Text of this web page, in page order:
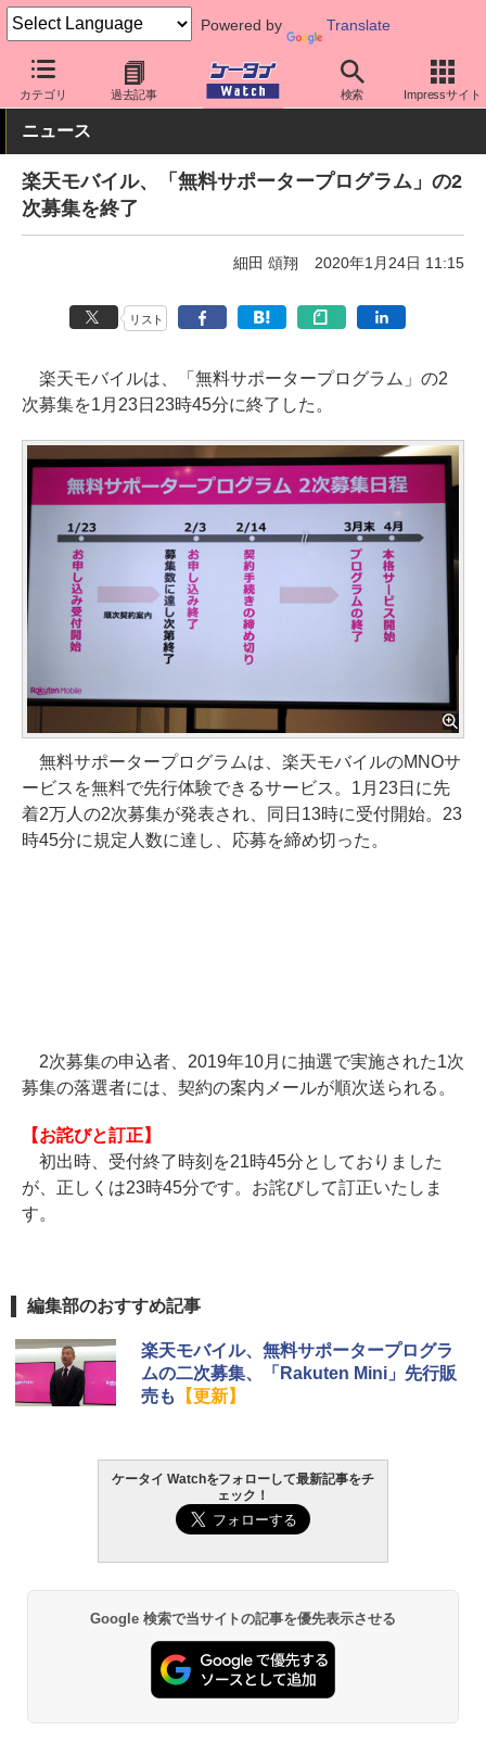
Powered by Translate
カテゴリ 過去記事 検索 Impressサイト
ケータイ Watch キャリア 楽天 アプリ・サービス
ニュース
楽天モバイル、「無料サポータープログラム」の2
次募集を終了
細田 頌翔 2020年1月24日 11:15
リスト
楽天モバイルは、「無料サポータープログラム」の2
次募集を1月23日23時45分に終了した。
無料サポータープログラムは、楽天モバイルのMNOサ
ービスを無料で先行体験できるサービス。1月23日に先
着2万人の2次募集が発表され、同日13時に受付開始。23
時45分に規定人数に達し、応募を締め切った。
2次募集の申込者、2019年10月に抽選で実施された1次
募集の落選者には、契約の案内メールが順次送られる。
【お詫びと訂正】
初出時、受付終了時刻を21時45分としておりました
が、正しくは23時45分です。お詫びして訂正いたしま
す。
編集部のおすすめ記事
楽天モバイル、無料サポータープログラ
ムの二次募集、「Rakuten Mini」先行販
売も
【更新】
ケータイ Watchをフォローして最新記事をチ
ェック！
Google 検索で当サイトの記事を優先表示させる